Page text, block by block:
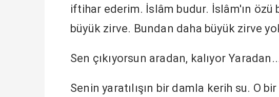
iftihar ederim. İslâm budur. İslâm'ın özü
büyük zirve. Bundan daha büyük zirve
Sen çıkıyorsun aradan, kalıyor
Senin yaratılışın bir damla kerih su. O